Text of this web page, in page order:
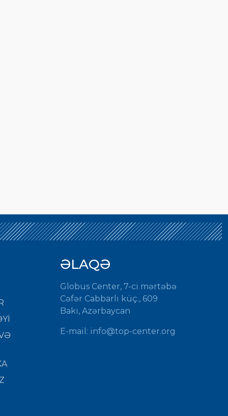
ƏLAQƏ
Globus Center, 7-ci mərtəbə
Cəfər Cabbarlı küç., 609
Bakı, Azərbaycan
E-mail: info@top-center.org